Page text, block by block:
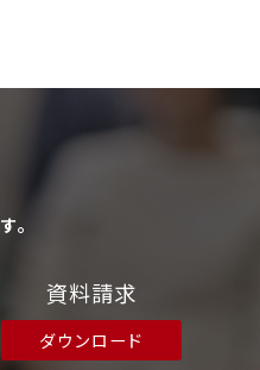
。
資料請求
ダウンロード